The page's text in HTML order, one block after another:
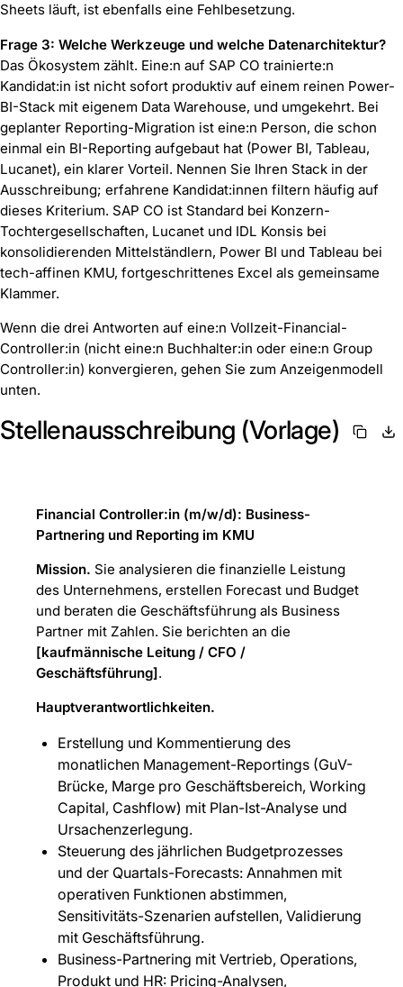
Sheets läuft, ist ebenfalls eine Fehlbesetzung.
Frage 3: Welche Werkzeuge und welche Datenarchitektur?
Das Ökosystem zählt. Eine:n auf SAP CO trainierte:n
Kandidat:in ist nicht sofort produktiv auf einem reinen Power-
BI-Stack mit eigenem Data Warehouse, und umgekehrt. Bei
geplanter Reporting-Migration ist eine:n Person, die schon
einmal ein BI-Reporting aufgebaut hat (Power BI, Tableau,
Lucanet), ein klarer Vorteil. Nennen Sie Ihren Stack in der
Ausschreibung; erfahrene Kandidat:innen filtern häufig auf
dieses Kriterium. SAP CO ist Standard bei Konzern-
Tochtergesellschaften, Lucanet und IDL Konsis bei
konsolidierenden Mittelständlern, Power BI und Tableau bei
tech-affinen KMU, fortgeschrittenes Excel als gemeinsame
Klammer.
Wenn die drei Antworten auf eine:n Vollzeit-Financial-
Controller:in (nicht eine:n Buchhalter:in oder eine:n Group
Controller:in) konvergieren, gehen Sie zum Anzeigenmodell
unten.
Stellenausschreibung (Vorlage)
Financial Controller:in (m/w/d): Business-
Partnering und Reporting im KMU
Mission. Sie analysieren die finanzielle Leistung
des Unternehmens, erstellen Forecast und Budget
und beraten die Geschäftsführung als Business
Partner mit Zahlen. Sie berichten an die
[kaufmännische Leitung / CFO /
Geschäftsführung].
Hauptverantwortlichkeiten.
Erstellung und Kommentierung des
monatlichen Management-Reportings (GuV-
Brücke, Marge pro Geschäftsbereich, Working
Capital, Cashflow) mit Plan-Ist-Analyse und
Ursachenzerlegung.
Steuerung des jährlichen Budgetprozesses
und der Quartals-Forecasts: Annahmen mit
operativen Funktionen abstimmen,
Sensitivitäts-Szenarien aufstellen, Validierung
mit Geschäftsführung.
Business-Partnering mit Vertrieb, Operations,
Produkt und HR: Pricing-Analysen,